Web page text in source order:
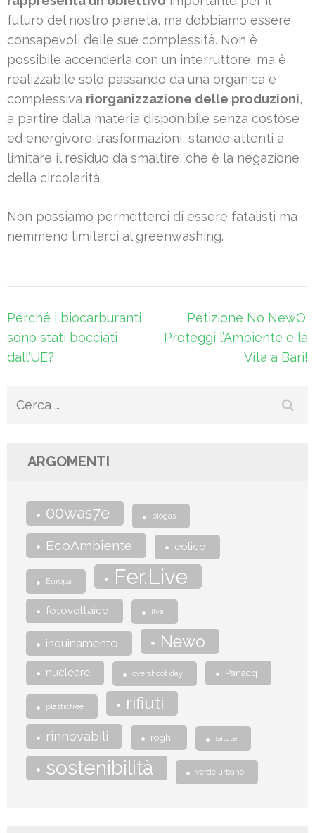
futuro del nostro pianeta, ma dobbiamo essere
consapevoli delle sue complessità. Non è
possibile accenderla con un interruttore, ma è
realizzabile solo passando da una organica e
complessiva riorganizzazione delle produzioni,
a partire dalla materia disponibile senza costose
ed energivore trasformazioni, stando attenti a
limitare il residuo da smaltire, che è la negazione
della circolarità.
Non possiamo permetterci di essere fatalisti ma
nemmeno limitarci al greenwashing.
Navigazione
articoli
Perché i biocarburanti
sono stati bocciati
dall’UE?
Petizione No NewO:
Proteggi l’Ambiente e la
Vita a Bari!
Ricerca
ARGOMENTI
00was7e biogas
EcoAmbiente eolico
Europa Fer.Live
fotovoltaico Ilva
inquinamento Newo
nucleare overshoot day Panacq
plasticfree rifiuti
rinnovabili roghi salute
sostenibilità verde urbano